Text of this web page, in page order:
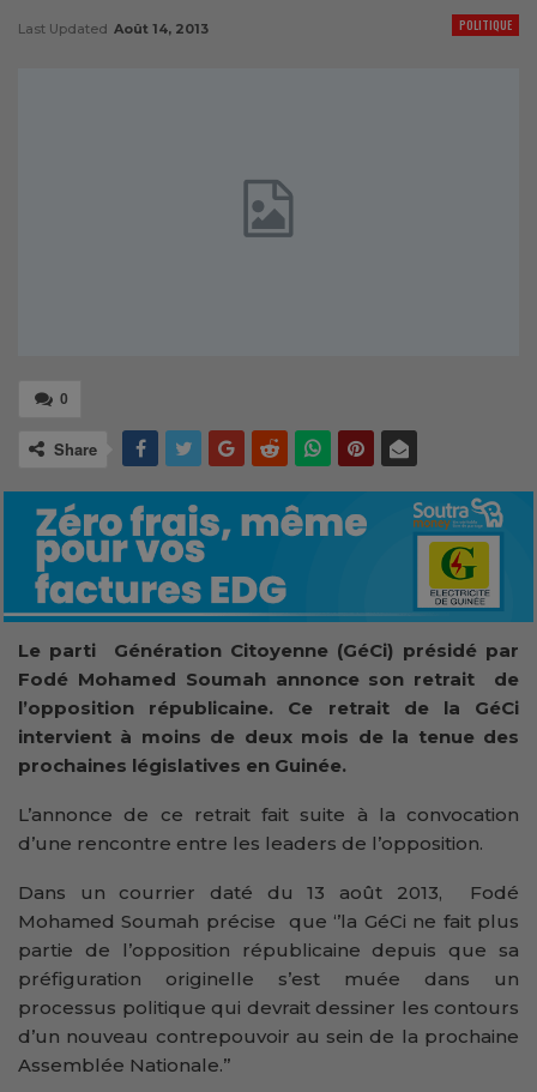
POLITIQUE
Last Updated Août 14, 2013
0
Share
Le parti Génération Citoyenne (GéCi) présidé par
Fodé Mohamed Soumah annonce son retrait de
l’opposition républicaine. Ce retrait de la GéCi
intervient à moins de deux mois de la tenue des
prochaines législatives en Guinée.
L’annonce de ce retrait fait suite à la convocation
d’une rencontre entre les leaders de l’opposition.
Dans un courrier daté du 13 août 2013, Fodé
Mohamed Soumah précise que ‘’la GéCi ne fait plus
partie de l’opposition républicaine depuis que sa
préfiguration originelle s’est muée dans un
processus politique qui devrait dessiner les contours
d’un nouveau contrepouvoir au sein de la prochaine
Assemblée Nationale.’’